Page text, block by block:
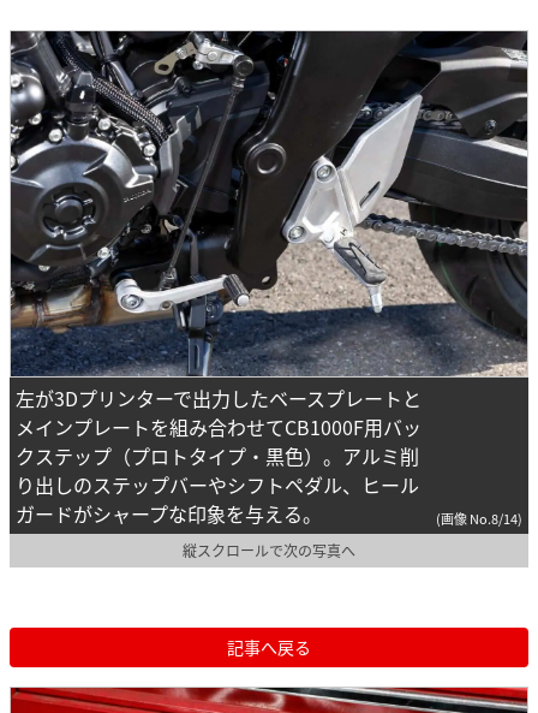
左が3Dプリンターで出力したベースプレートと
メインプレートを組み合わせてCB1000F用バッ
クステップ（プロトタイプ・黒色）。アルミ削
り出しのステップバーやシフトペダル、ヒール
ガードがシャープな印象を与える。
(画像 No.8/14)
縦スクロールで次の写真へ
記事へ戻る